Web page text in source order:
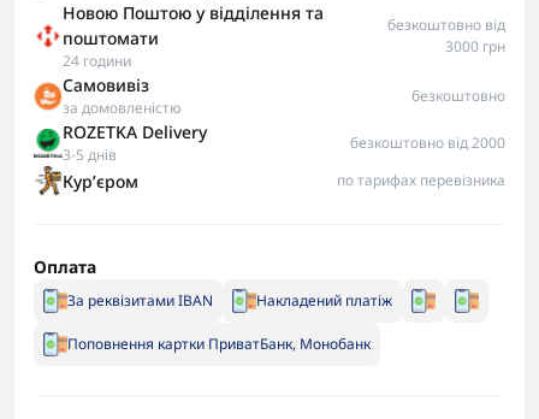
Новою Поштою у відділення та
поштомати
24 години
безкоштовно від
3000 грн
Самовивіз
за домовленістю
безкоштовно
ROZETKA Delivery
3-5 днів
безкоштовно від 2000
Курʼєром по тарифах перевізника
Оплата
За реквізитами IBAN Накладений платіж
Поповнення картки ПриватБанк, Монобанк